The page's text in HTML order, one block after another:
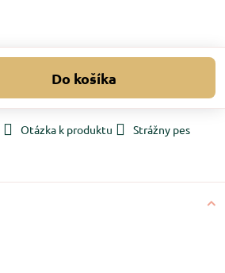
Do košíka
Otázka k produktu
Strážny pes